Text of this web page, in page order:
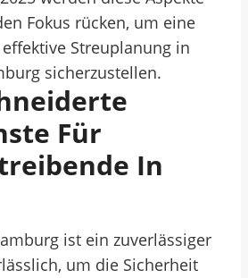
Fokus rücken, um eine
Streuplanung in
sicherzustellen.
Für
In
ist ein zuverlässiger
um die Sicherheit